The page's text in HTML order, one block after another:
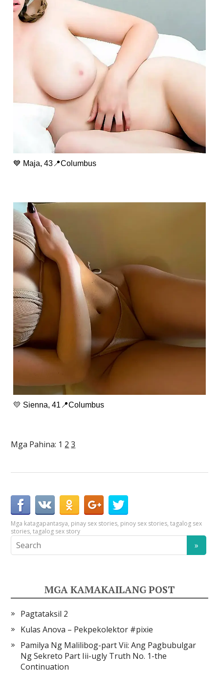
💙 Maja, 43📍Columbus
💛 Sienna, 41📍Columbus
Mga Pahina: 1 2 3
Mga katagapantasya, pinay sex stories, pinoy sex stories,tagalog sex
stories,tagalog sex story
MGA KAMAKAILANG POST
Pagtataksil 2
Kulas Anova – Pekpekolektor #pixie
Pamilya Ng Malilibog-part Vii: Ang Pagbubulgar
Ng Sekreto Part Iii-ugly Truth No. 1-the
Continuation